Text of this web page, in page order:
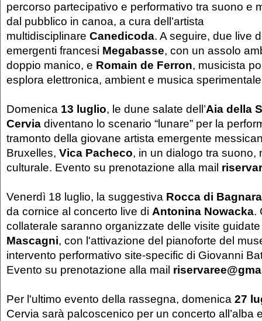
percorso partecipativo e performativo tra suono e
dal pubblico in canoa, a cura dell’artista
multidisciplinare Canedicoda. A seguire, due live
emergenti francesi Megabasse, con un assolo
doppio manico, e Romain de Ferron, musicista
esplora elettronica, ambient e musica
Domenica 13 luglio, le dune salate dell’Aia della
Cervia diventano lo scenario “lunare” per la
tramonto della giovane artista emergente
Bruxelles, Vica Pacheco, in un dialogo tra suono,
culturale. Evento su prenotazione alla mail
Venerdì 18 luglio, la suggestiva Rocca di
da cornice al concerto live di Antonina Nowacka.
collaterale saranno organizzate delle visite
Mascagni, con l'attivazione del pianoforte del
intervento performativo site-specific di Giovanni
Evento su prenotazione alla mail
Per l'ultimo evento della rassegna, domenica 27
Cervia sarà palcoscenico per un concerto all’alba